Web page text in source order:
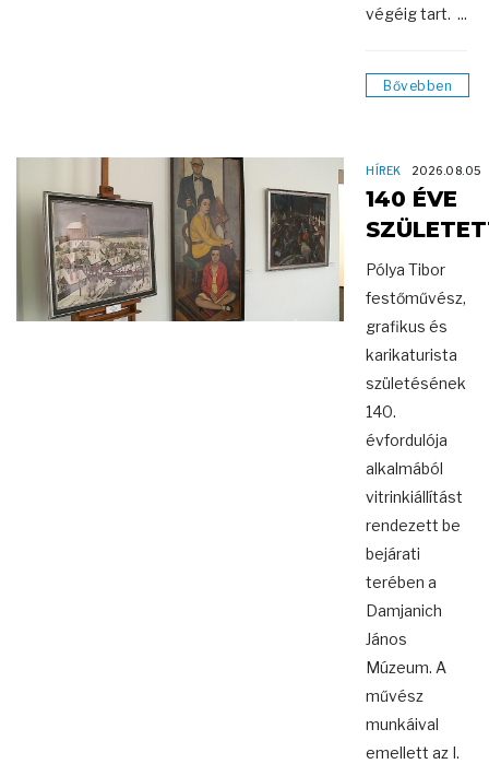
végéig tart. ...
Bővebben
HÍREK 2026.08.05
140 ÉVE
Pólya Tibor
festőművész,
grafikus és
karikaturista
születésének
140.
évfordulója
alkalmából
vitrinkiállítást
rendezett be
bejárati
terében a
Damjanich
János
Múzeum. A
művész
munkáival
emellett az I.